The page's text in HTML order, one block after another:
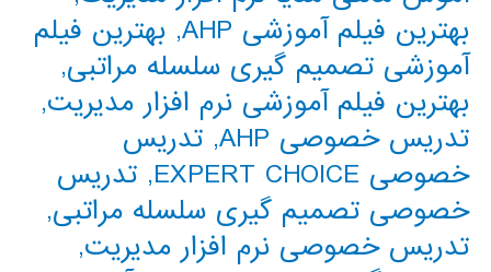
بهترین فیلم آموزشی AHP
, بهترین فیلم
آموزشی تصمیم گیری سلسله مراتبی,
بهترین فیلم آموزشی نرم افزار مدیریت,
تدریس خصوصی AHP
, تدریس
خصوصی EXPERT CHOICE
, تدریس
خصوصی تصمیم گیری سلسله مراتبی,
تدریس خصوصی نرم افزار مدیریت,